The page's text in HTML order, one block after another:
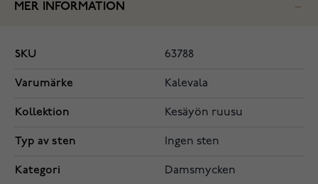
MER INFORMATION
SKU 63788
Varumärke Kalevala
Kollektion Kesäyön ruusu
Typ av sten Ingen sten
Kategori Damsmycken